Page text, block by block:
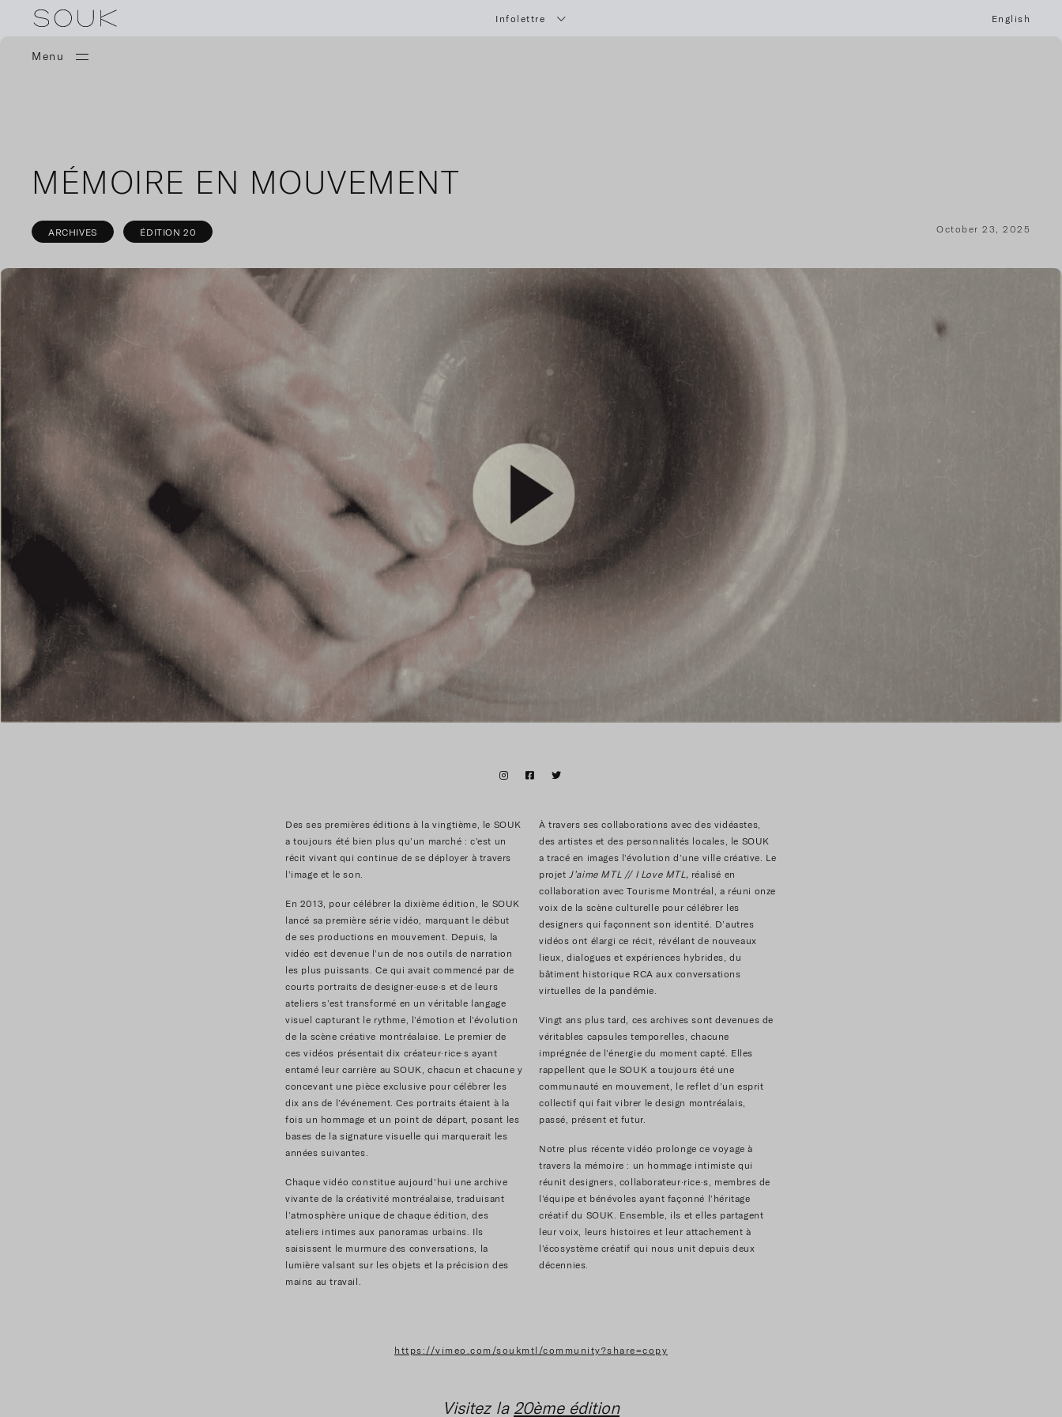
Infolettre English
Menu
MÉMOIRE EN MOUVEMENT
ARCHIVES ÉDITION 20 October 23, 2025
Des ses premières éditions à la vingtième, le SOUK
a toujours été bien plus qu’un marché : c’est un
récit vivant qui continue de se déployer à travers
l’image et le son.
En 2013, pour célébrer la dixième édition, le SOUK
lancé sa première série vidéo, marquant le début
de ses productions en mouvement. Depuis, la
vidéo est devenue l’un de nos outils de narration
les plus puissants. Ce qui avait commencé par de
courts portraits de designer·euse·s et de leurs
ateliers s’est transformé en un véritable langage
visuel capturant le rythme, l’émotion et l’évolution
de la scène créative montréalaise. Le premier de
ces vidéos présentait dix créateur·rice·s ayant
entamé leur carrière au SOUK, chacun et chacune y
concevant une pièce exclusive pour célébrer les
dix ans de l’événement. Ces portraits étaient à la
fois un hommage et un point de départ, posant les
bases de la signature visuelle qui marquerait les
années suivantes.
Chaque vidéo constitue aujourd’hui une archive
vivante de la créativité montréalaise, traduisant
l’atmosphère unique de chaque édition, des
ateliers intimes aux panoramas urbains. Ils
saisissent le murmure des conversations, la
lumière valsant sur les objets et la précision des
mains au travail.
À travers ses collaborations avec des vidéastes,
des artistes et des personnalités locales, le SOUK
a tracé en images l’évolution d’une ville créative. Le
projetJ’aime MTL // I Love MTL, réalisé en
collaboration avec Tourisme Montréal, a réuni onze
voix de la scène culturelle pour célébrer les
designers qui façonnent son identité. D’autres
vidéos ont élargi ce récit, révélant de nouveaux
lieux, dialogues et expériences hybrides, du
bâtiment historique RCA aux conversations
virtuelles de la pandémie.
Vingt ans plus tard, ces archives sont devenues de
véritables capsules temporelles, chacune
imprégnée de l’énergie du moment capté. Elles
rappellent que le SOUK a toujours été une
communauté en mouvement, le reflet d’un esprit
collectif qui fait vibrer le design montréalais,
passé, présent et futur.
Notre plus récente vidéo prolonge ce voyage à
travers la mémoire : un hommage intimiste qui
réunit designers, collaborateur·rice·s, membres de
l’équipe et bénévoles ayant façonné l’héritage
créatif du SOUK. Ensemble, ils et elles partagent
leur voix, leurs histoires et leur attachement à
l’écosystème créatif qui nous unit depuis deux
décennies.
https://vimeo.com/soukmtl/community?share=copy
Visitez la 20ème édition